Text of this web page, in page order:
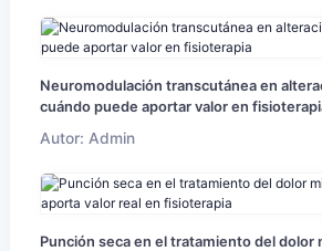
Neuromodulación transcutánea en
cuándo puede aportar valor en
Autor: Admin
Punción seca en el tratamiento del dolor